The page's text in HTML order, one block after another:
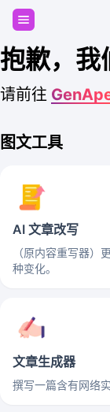
注
抱歉，我
请前往
图文工具
AI 文章改写
（原内容重写器）
种变化。
文章生成器
撰写一篇含有网络